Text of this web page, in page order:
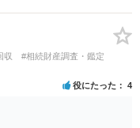
ん。また、多くの法人向
ど）が厳格に定められて
解約と認められない可能
対応せずに放置すると、
などを差し押さえられ
に向けた裁判への対応
収
#相続財産調査・鑑定
役にたった 4